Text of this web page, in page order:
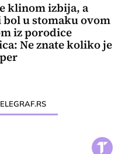
klinom izbija, a
bol u stomaku ovom
iz porodice
Ne znate koliko je